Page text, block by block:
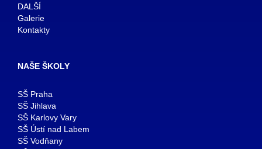
DALŠÍ
Galerie
Kontakty
NAŠE ŠKOLY
SŠ Praha
SŠ Jihlava
SŠ Karlovy Vary
SŠ Ústí nad Labem
SŠ Vodňany